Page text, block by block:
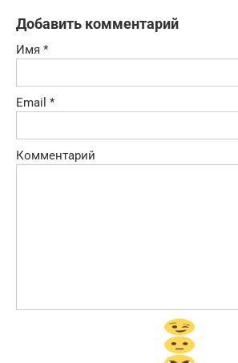
Добавить комментарий
Имя *
Email *
Комментарий